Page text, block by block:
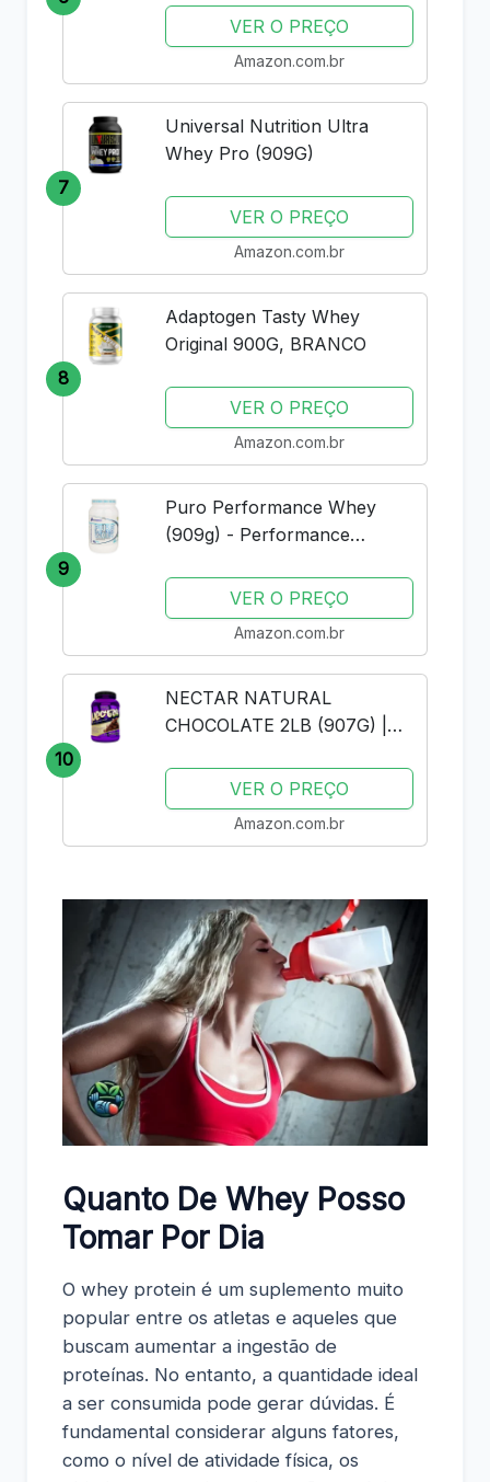
VER O PREÇO
Amazon.com.br
7
Universal Nutrition Ultra
Whey Pro (909G)
VER O PREÇO
Amazon.com.br
8
Adaptogen Tasty Whey
Original 900G, BRANCO
VER O PREÇO
Amazon.com.br
9
Puro Performance Whey
(909g) - Performance
VER O PREÇO
Amazon.com.br
10
NECTAR NATURAL
CHOCOLATE 2LB (907G) |
ISOLADOVER O PREÇO
Amazon.com.br
Quanto De Whey Posso
Tomar Por Dia
O whey protein é um suplemento muito
popular entre os atletas e aqueles que
buscam aumentar a ingestão de
proteínas. No entanto, a quantidade ideal
a ser consumida pode gerar dúvidas. É
fundamental considerar alguns fatores,
como o nível de atividade física, os